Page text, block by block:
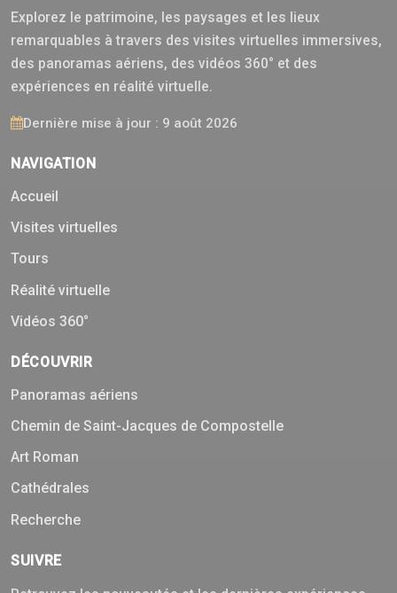
Explorez le patrimoine, les paysages et les lieux
remarquables à travers des visites virtuelles immersives,
des panoramas aériens, des vidéos 360° et des
expériences en réalité virtuelle.
Dernière mise à jour : 9 août 2026
NAVIGATION
Accueil
Visites virtuelles
Tours
Réalité virtuelle
Vidéos 360°
DÉCOUVRIR
Panoramas aériens
Chemin de Saint-Jacques de Compostelle
Art Roman
Cathédrales
Recherche
SUIVRE